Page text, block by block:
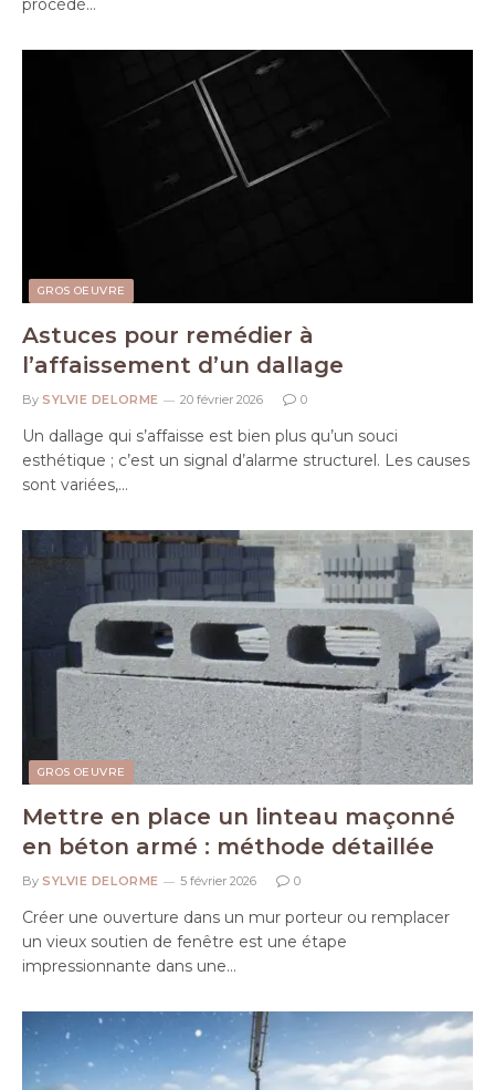
GROS OEUVRE
Astuces pour remédier à
l’affaissement d’un dallage
By SYLVIE DELORME 20 février 2026 0
Un dallage qui s’affaisse est bien plus qu’un souci
esthétique ; c’est un signal d’alarme structurel. Les causes
sont variées,…
GROS OEUVRE
Mettre en place un linteau maçonné
en béton armé : méthode détaillée
By SYLVIE DELORME 5 février 2026 0
Créer une ouverture dans un mur porteur ou remplacer
un vieux soutien de fenêtre est une étape
impressionnante dans une…